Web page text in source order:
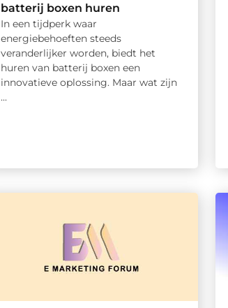
batterij boxen huren
In een tijdperk waar
energiebehoeften steeds
veranderlijker worden, biedt het
huren van batterij boxen een
innovatieve oplossing. Maar wat zijn
...